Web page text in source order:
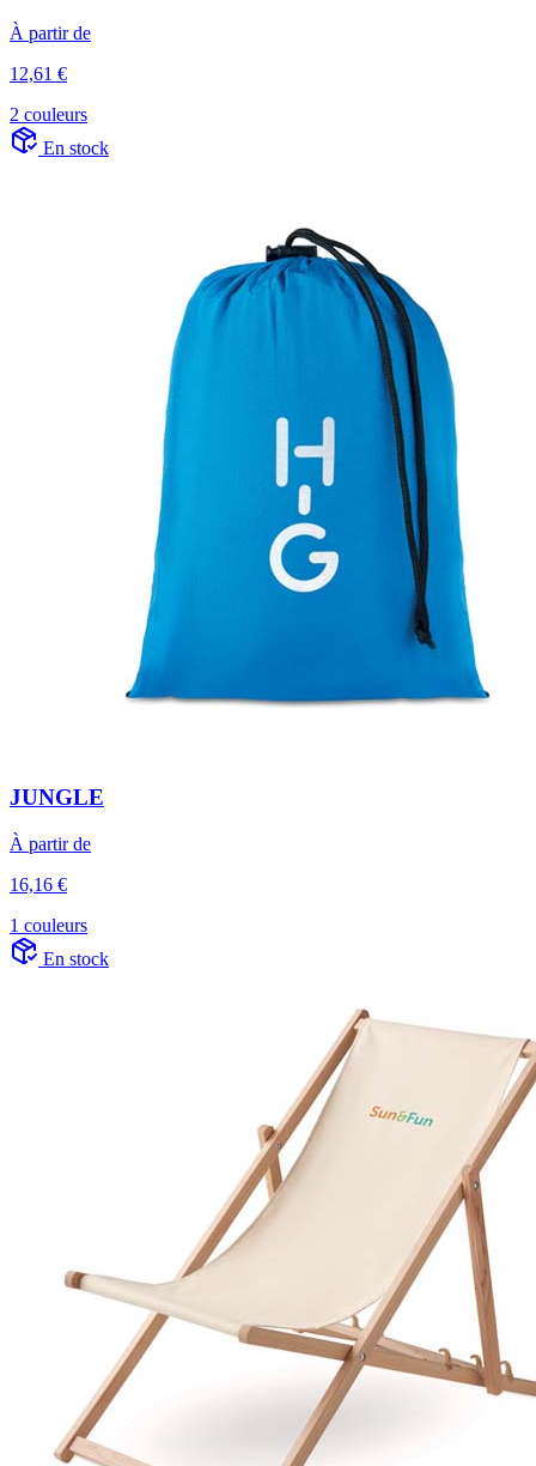
À partir de
12,61 €
2 couleurs
En stock
JUNGLE
À partir de
16,16 €
1 couleurs
En stock